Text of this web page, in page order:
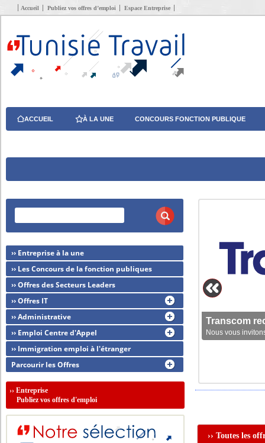
Accueil Publiez vos offres d’emploi Espace Entreprise
ACCUEIL À LA UNE CONCOURS FONCTION PUBLIQUE
Transcom
Nous vous
›› Toutes les
›› Entreprise à la une
›› Les Concours de la fonction publiques
›› Offres des Secteurs Leaders
›› Offres IT
›› Administrative
›› Emploi Centre d'Appel
›› Immigration emploi à l'étranger
Parcourir les Offres
››Entreprise
Publiez vos offres d'emploi